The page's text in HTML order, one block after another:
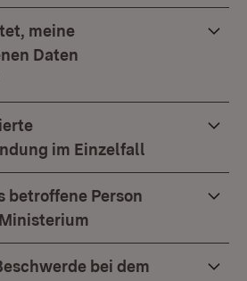
meine
Daten
im Einzelfall
betroffene Person
bei dem